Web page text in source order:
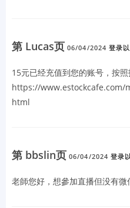
第 Lucas页 06/04/2024 登录
15元已经充值到您的账号，按照
https://
html
第 bbslin页 06/04/2024 登录
老師您好，想參加直播但没有微